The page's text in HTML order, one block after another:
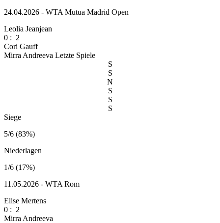
24.04.2026 - WTA Mutua Madrid Open
Leolia Jeanjean
0 : 2
Cori Gauff
Mirra Andreeva Letzte Spiele
S
S
N
S
S
S
Siege
5/6 (83%)
Niederlagen
1/6 (17%)
11.05.2026 - WTA Rom
Elise Mertens
0 : 2
Mirra Andreeva